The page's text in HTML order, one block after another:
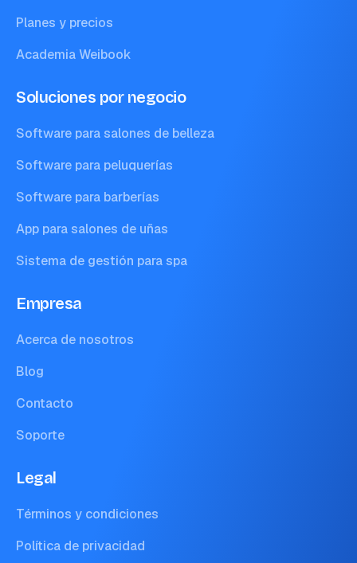
Planes y precios
Academia Weibook
Soluciones por negocio
Software para salones de belleza
Software para peluquerías
Software para barberías
App para salones de uñas
Sistema de gestión para spa
Empresa
Acerca de nosotros
Blog
Contacto
Soporte
Legal
Términos y condiciones
Política de privacidad